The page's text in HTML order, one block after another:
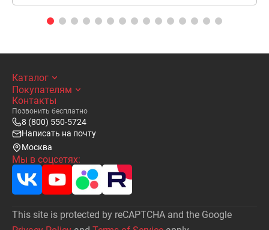
Каталог
Покупателям
Контакты
Позвонить бесплатно
8 (800) 550-5724
Написать на почту
Москва
Мы в соцсетях:
This site is protected by reCAPTCHA and the Google